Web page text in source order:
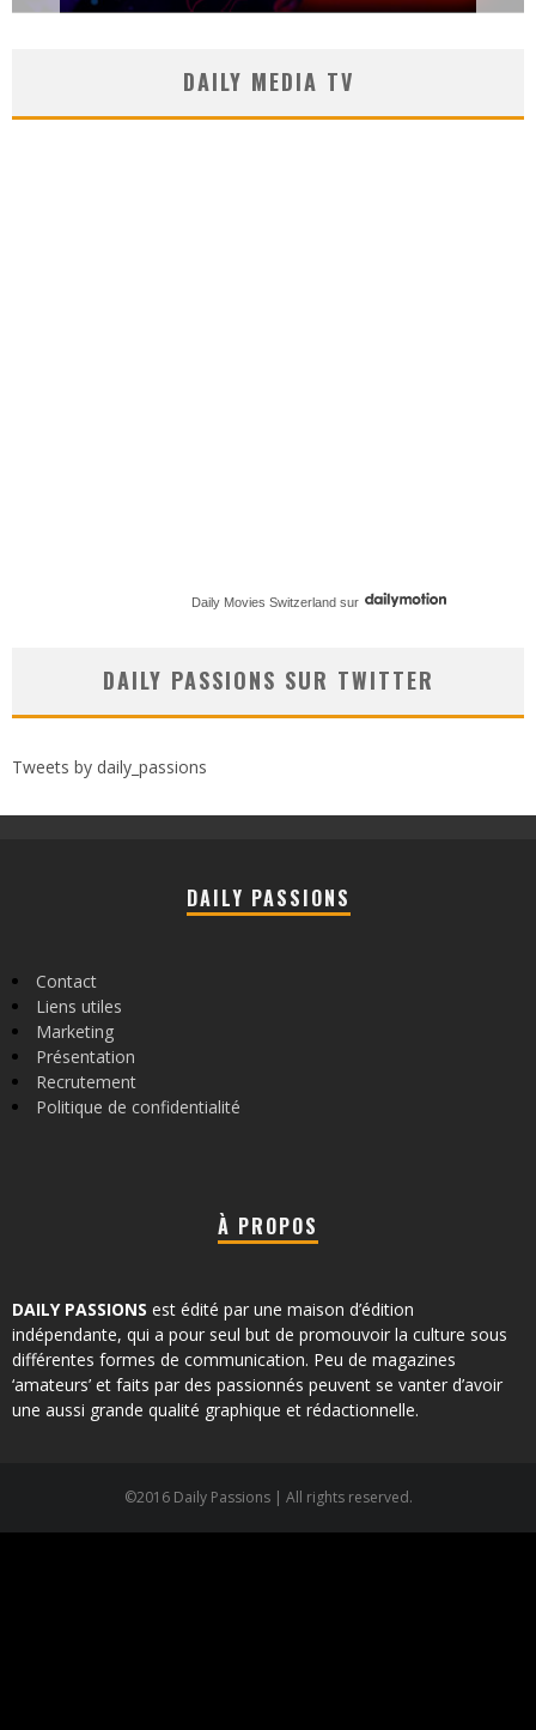
DAILY MEDIA TV
Daily Movies Switzerland sur
DAILY PASSIONS SUR TWITTER
Tweets by daily_passions
DAILY PASSIONS
Contact
Liens utiles
Marketing
Présentation
Recrutement
Politique de confidentialité
À PROPOS
DAILY PASSIONS est édité par une maison d’édition
indépendante, qui a pour seul but de promouvoir la culture sous
différentes formes de communication. Peu de magazines
‘amateurs’ et faits par des passionnés peuvent se vanter d’avoir
une aussi grande qualité graphique et rédactionnelle.
©2016 Daily Passions | All rights reserved.